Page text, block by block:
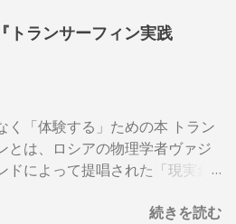
トランサーフィン実践
く「体験する」ための本 トラン
とは、ロシアの物理学者ヴァジ
ドによって提唱された「現実創
イフライン）」の中から、自分
続きを読む